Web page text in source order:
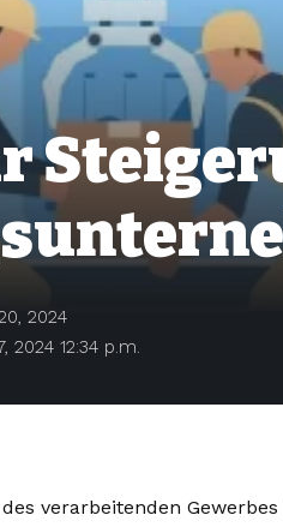
12:34 p.m.
2024
verarbeitenden